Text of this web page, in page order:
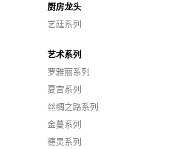
厨房龙头
艺廷系列
艺术系列
罗雅丽系列
夏宫系列
丝绸之路系列
金蔓系列
德灵系列